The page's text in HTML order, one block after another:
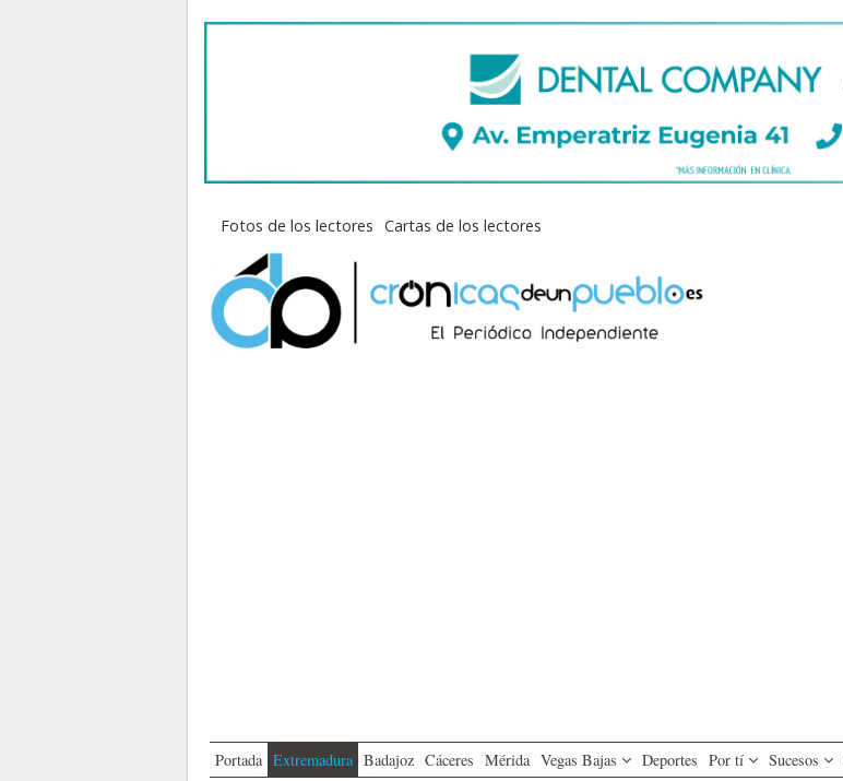
Fotos de los lectores Cartas de los lectores
Portada Extremadura Badajoz Cáceres Mérida Vegas Bajas Deportes Por tí Sucesos